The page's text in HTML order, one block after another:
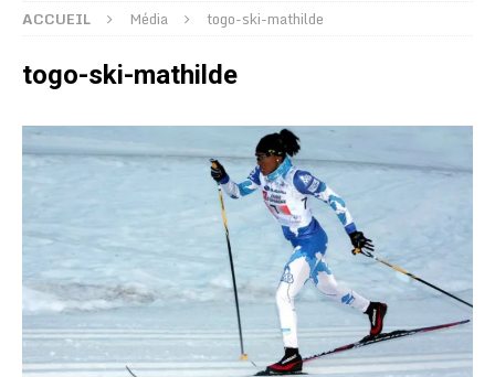
ACCUEIL Média togo-ski-mathilde
togo-ski-mathilde